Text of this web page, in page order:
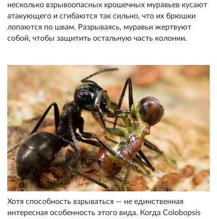
несколько взрывоопасных крошечных муравьев кусают
атакующего и сгибаются так сильно, что их брюшки
лопаются по швам. Разрываясь, муравьи жертвуют
собой, чтобы защитить остальную часть колонии.
Хотя способность взрываться — не единственная
интересная особенность этого вида. Когда Colobopsis